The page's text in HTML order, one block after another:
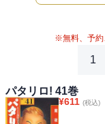
※無料、予約
1
パタリロ! 41巻
¥611 (税込)